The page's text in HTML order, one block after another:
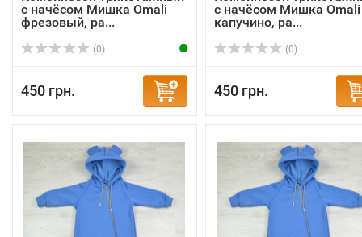
с начёсом Мишка Omali
фрезовый, ра...
(0)
450 грн.
с начёсом Мишка Omali
капучино, ра...
(0)
450 грн.